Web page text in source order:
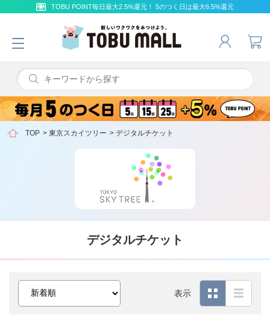
TOBU POINT毎日最大2.5%還元！ 5のつく日は最大6.5%還元
TOP > 東京スカイツリー > デジタルチケット
デジタルチケット
表示